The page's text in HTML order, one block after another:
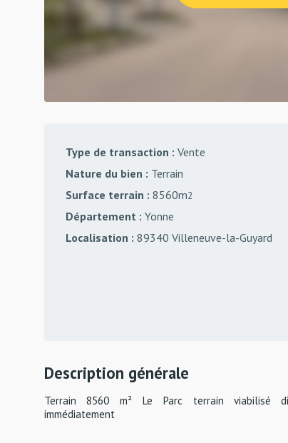
Type de transaction : Vente
Nature du bien : Terrain
Surface terrain : 8560m2
Département : Yonne
Localisation : 89340 Villeneuve-la-Guyard
Description générale
Terrain 8560 m² Le Parc terrain viabilisé
immédiatement